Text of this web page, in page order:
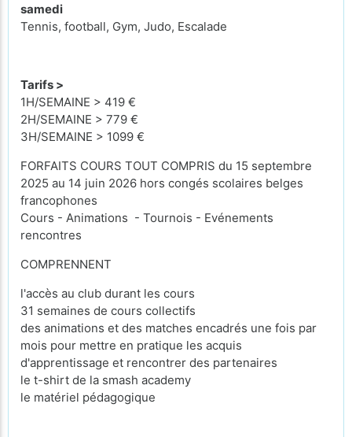
samedi
Tennis, football, Gym, Judo, Escalade
Tarifs >
1H/SEMAINE > 419 €
2H/SEMAINE > 779 €
3H/SEMAINE > 1099 €
FORFAITS COURS TOUT COMPRIS du 15 septembre
2025 au 14 juin 2026 hors congés scolaires belges
francophones
Cours - Animations - Tournois - Evénements
rencontres
COMPRENNENT
l'accès au club durant les cours
31 semaines de cours collectifs
des animations et des matches encadrés une fois par
mois pour mettre en pratique les acquis
d'apprentissage et rencontrer des partenaires
le t-shirt de la smash academy
le matériel pédagogique